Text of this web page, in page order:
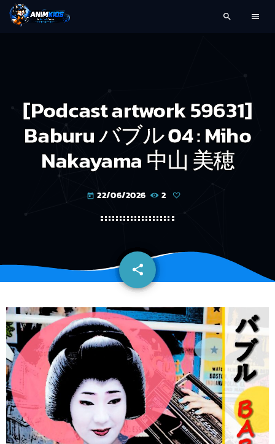
search menu
[Podcast artwork 59631]
Baburu バブル 04 : Miho
Nakayama 中山 美穂
today 22/06/2026 2
share
email